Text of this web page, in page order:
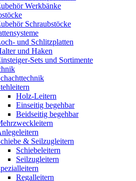
Werkbänke
Schraubstöcke
und Schlitzplatten
und Haken
Sets und Sortimente
Holz-Leitern
Einseitig begehbar
Beidseitig begehbar
& Seilzugleitern
Schiebeleitern
Seilzugleitern
Regalleitern